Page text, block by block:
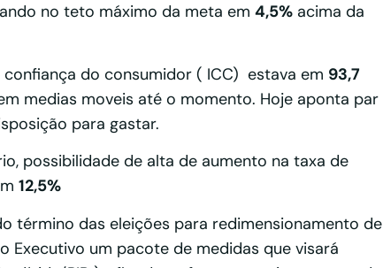
no teto máximo da meta em 4,5% acima da
confiança do consumidor ( ICC) estava em 93,7
medias moveis até o momento. Hoje aponta par
para gastar.
possibilidade de alta de aumento na taxa de
12,5%
término das eleições para redimensionamento de
Executivo um pacote de medidas que visará